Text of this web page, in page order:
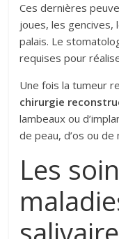
Ces dernières
joues, les gencives,
palais. Le
requises pour
Une fois la tumeur
chirurgie
lambeaux ou
de peau, d’os ou de
Les